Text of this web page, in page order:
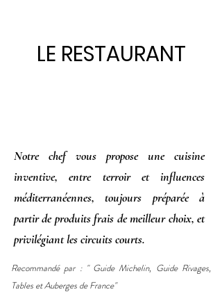
LE RESTAURANT
Notre chef vous propose une cuisine
inventive, entre terroir et influences
méditerranéennes, toujours préparée à
partir de produits frais de meilleur choix, et
privilégiant les circuits courts.
Recommandé par : " Guide Michelin, Guide Rivages,
Tables et Auberges de France"